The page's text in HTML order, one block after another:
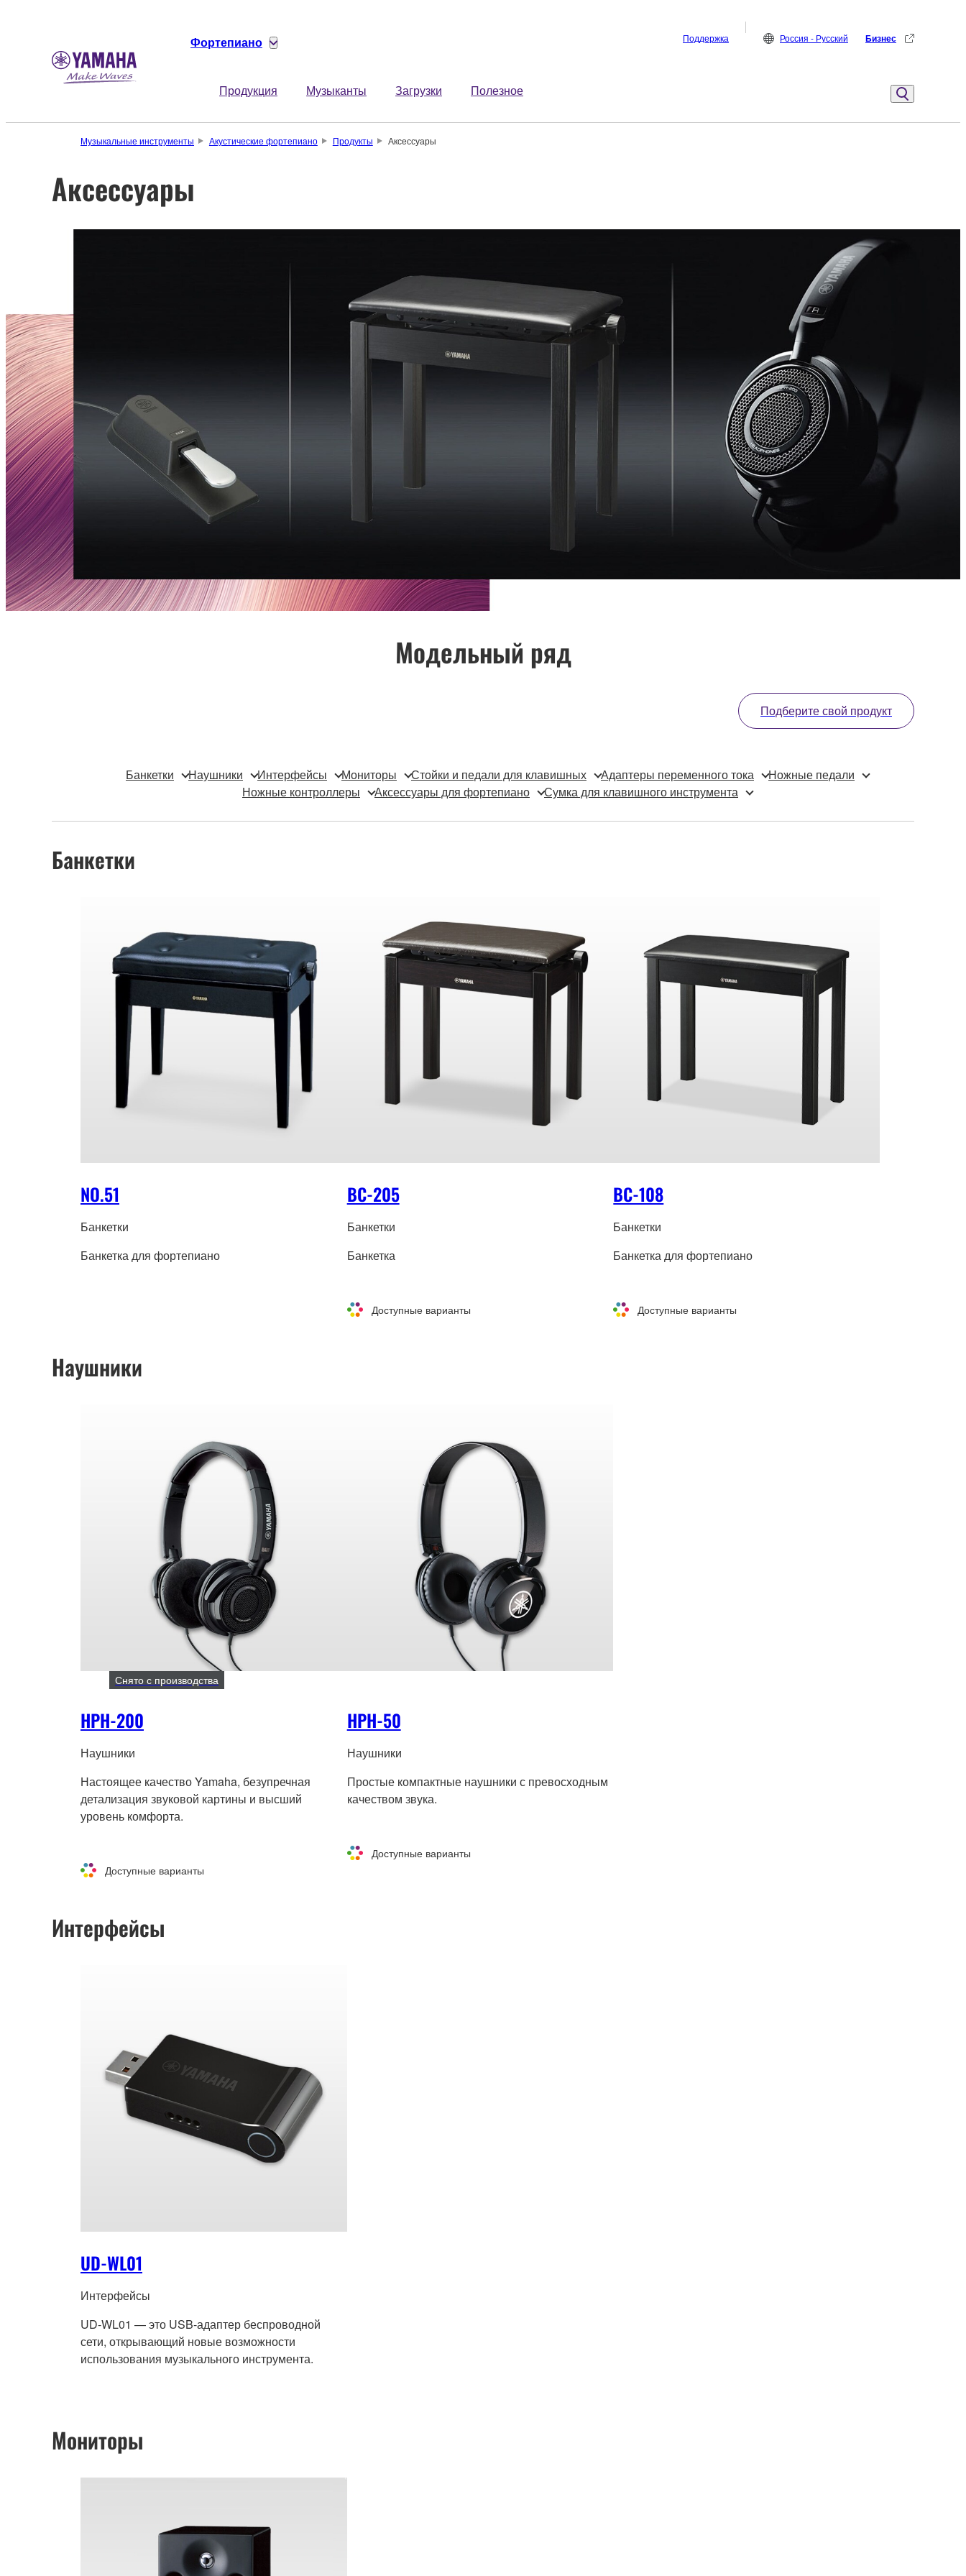
Фортепиано
Продукция Музыканты Загрузки Полезное
Поддержка Россия - Русский Бизнес
Музыкальные инструменты Акустические фортепиано Продукты Аксессуары
Аксессуары
Модельный ряд
Подберите свой продукт
Банкетки Наушники Интерфейсы Мониторы Стойки и педали для клавишных Адаптеры переменного тока
Ножные педали
Ножные контроллеры
Аксессуары для фортепиано Сумка для клавишного инструмента
Банкетки
NO.51
Банкетки
Банкетка для фортепиано
BC-205
Банкетки
Банкетка
Доступные варианты
BC-108
Банкетки
Банкетка для фортепиано
Доступные варианты
Наушники
HPH-200
Снято с производства
Наушники
Настоящее качество Yamaha, безупречная
детализация звуковой картины и высший
уровень комфорта.
Доступные варианты
HPH-50
Наушники
Простые компактные наушники с превосходным
качеством звука.
Доступные варианты
Интерфейсы
UD-WL01
Интерфейсы
UD-WL01 — это USB-адаптер беспроводной
сети, открывающий новые возможности
использования музыкального инструмента.
Мониторы